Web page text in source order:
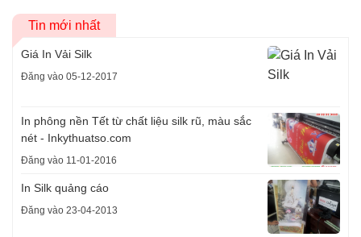
Tin mới nhất
Giá In Vải Silk
Đăng vào 05-12-2017
In phông nền Tết từ chất liệu silk rũ, màu sắc
nét - Inkythuatso.com
Đăng vào 11-01-2016
In Silk quảng cáo
Đăng vào 23-04-2013